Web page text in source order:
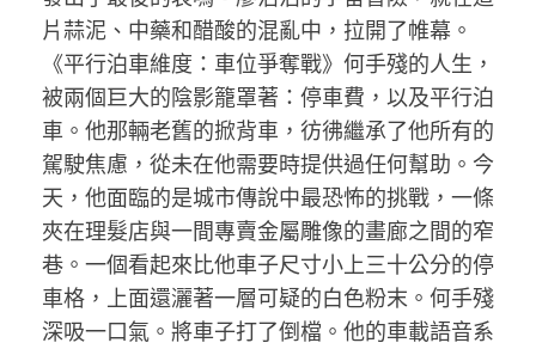
片蒜泥、中藥和醋酸的混亂中，拉開了帷幕。
《平行泊車維度：車位爭奪戰》何手殘的人生，
被兩個巨大的陰影籠罩著：停車費，以及平行泊
車。他那輛老舊的掀背車，彷彿繼承了他所有的
駕駛焦慮，從未在他需要時提供過任何幫助。今
天，他面臨的是城市傳說中最恐怖的挑戰，一條
夾在理髮店與一間專賣金屬雕像的畫廊之間的窄
巷。一個看起來比他車子尺寸小上三十公分的停
車格，上面還灑著一層可疑的白色粉末。何手殘
深吸一口氣。將車子打了倒檔。他的車載語音系